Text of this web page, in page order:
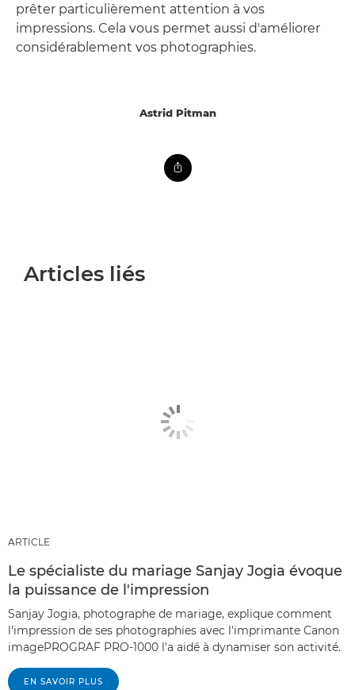
prêter particulièrement attention à vos
impressions. Cela vous permet aussi d'améliorer
considérablement vos photographies.
Astrid Pitman
Articles liés
ARTICLE
Le spécialiste du mariage Sanjay Jogia évoque
la puissance de l'impression
Sanjay Jogia, photographe de mariage, explique comment
l'impression de ses photographies avec l'imprimante Canon
imagePROGRAF PRO-1000 l'a aidé à dynamiser son activité.
EN SAVOIR PLUS